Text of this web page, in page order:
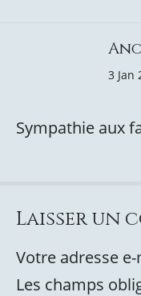
3 Jan
Sympathie aux
Laisser un
Votre adresse
Les champs